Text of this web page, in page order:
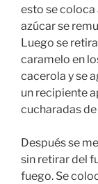
esto se coloca
azúcar se
Luego se
caramelo en
cacerola y se
un recipiente
cucharadas
Después se
sin retirar del
fuego. Se